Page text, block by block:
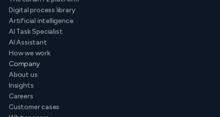
Digital process library
Artificial intelligence
AI Task Specialist
AI Assistant
How we work
Company
About us
Insights
Careers
Customer cases